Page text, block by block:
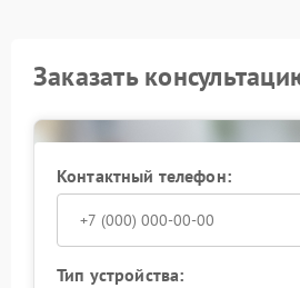
Заказать
Контактный телефон:
Тип устройства: